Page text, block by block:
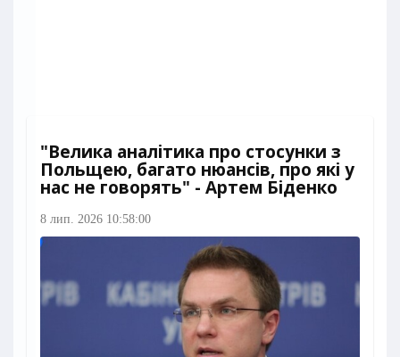
"Велика аналітика про стосунки з
Польщею, багато нюансів, про які у
нас не говорять" - Артем Біденко
8 лип. 2026 10:58:00